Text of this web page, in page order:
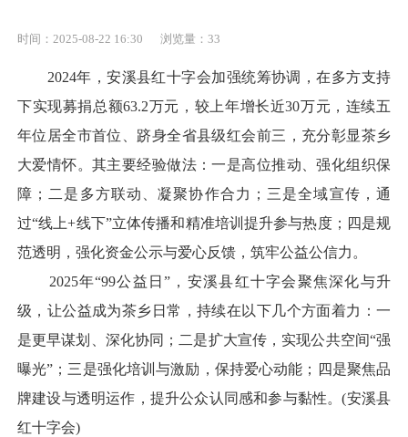
时间：2025-08-22 16:30 浏览量： 33
2024年，安溪县红十字会加强统筹协调，在多方支持
下实现募捐总额63.2万元，较上年增长近30万元，连续五
年位居全市首位、跻身全省县级红会前三，充分彰显茶乡
大爱情怀。其主要经验做法：一是高位推动、强化组织保
障；二是多方联动、凝聚协作合力；三是全域宣传，通
过“线上+线下”立体传播和精准培训提升参与热度；四是规
范透明，强化资金公示与爱心反馈，筑牢公益公信力。
2025年“99公益日”，安溪县红十字会聚焦深化与升
级，让公益成为茶乡日常，持续在以下几个方面着力：一
是更早谋划、深化协同；二是扩大宣传，实现公共空间“强
曝光”；三是强化培训与激励，保持爱心动能；四是聚焦品
牌建设与透明运作，提升公众认同感和参与黏性。(安溪县
红十字会)